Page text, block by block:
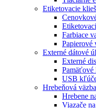
Etiketovacie
Farbiace
Papierové
Externé dátové
Externé
Pamäťové
USB
Hrebeňová väzba
Hrebene
Viazače